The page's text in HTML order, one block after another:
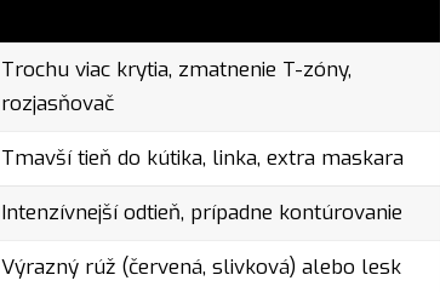
Trochu viac krytia, zmatnenie T-zóny,
rozjasňovač
Tmavší tieň do kútika, linka, extra maskara
Intenzívnejší odtieň, prípadne kontúrovanie
Výrazný rúž (červená, slivková) alebo lesk